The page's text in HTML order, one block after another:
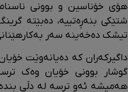
هۆی خۆناسین و بوونی
شتێکی بنەڕەتییە، دەبێتە
تیشک دەخەینە سەر
داگیرکەران کە دەیانەوێت
گوشار بوونی خۆیان وەک
هەمیشە ئەو ترسە لە دڵی